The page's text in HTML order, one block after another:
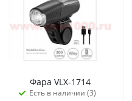
Фара VLX-1714
Есть в наличии (3)